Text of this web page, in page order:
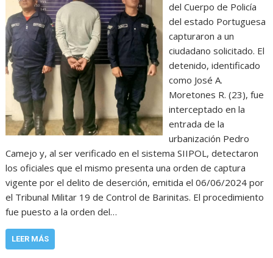
del Cuerpo de Policía
del estado Portuguesa
capturaron a un
ciudadano solicitado. El
detenido, identificado
como José A.
Moretones R. (23), fue
interceptado en la
entrada de la
urbanización Pedro
Camejo y, al ser verificado en el sistema SIIPOL, detectaron
los oficiales que el mismo presenta una orden de captura
vigente por el delito de deserción, emitida el 06/06/2024 por
el Tribunal Militar 19 de Control de Barinitas. El procedimiento
fue puesto a la orden del…
LEER MÁS